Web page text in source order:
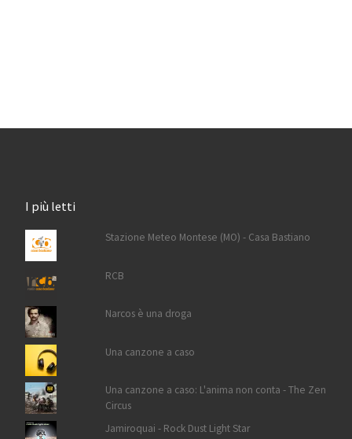
I più letti
Stazione Meteo Montese (MO) - Casa Bastiano
RCB
Narcos è una droga
Una canzone a caso
Una canzone a caso: L'anima non conta - The Zen
Circus
Jamiroquai - Rock Dust Light Star